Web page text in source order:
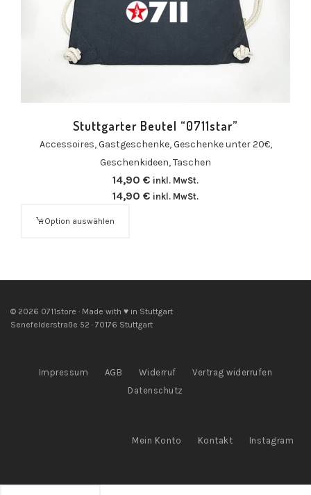
Stuttgarter Beutel “0711star”
Accessoires,Gastgeschenke,Geschenke unter 20€,
Geschenkideen,Taschen
14,90 € inkl. MwSt.
14,90 € inkl. MwSt.
Option auswählen
© 2026 0711store · Made with ♥ in Stuttgart
Senefelderstraße 52 · 70176 Stuttgart
Impressum AGB Widerruf
Vertrag widerrufen
Datenschutz
Mein Konto Kontakt Instagram